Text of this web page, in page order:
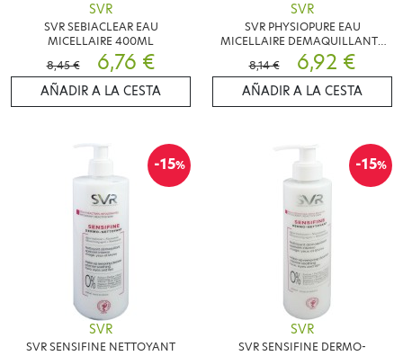
SVR
SVR SEBIACLEAR EAU
MICELLAIRE 400ML
8,45 €
6,76 €
AÑADIR A LA CESTA
SVR
SVR PHYSIOPURE EAU
MICELLAIRE DEMAQUILLANTE
400ML
8,14 € 6,92 €
AÑADIR A LA CESTA
-15%
SVR
SVR SENSIFINE NETTOYANT
-15%
SVR
SVR SENSIFINE DERMO-